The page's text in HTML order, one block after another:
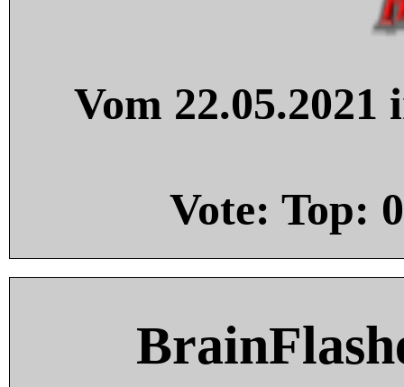
Vom
Vote: Top: 0